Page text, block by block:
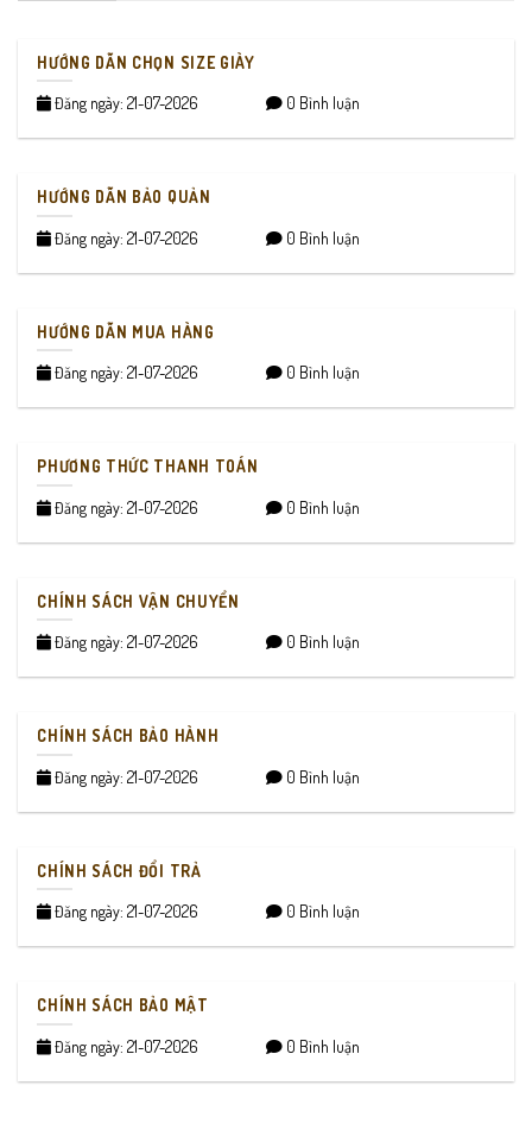
HƯỚNG DẪN CHỌN SIZE GIÀY
Đăng ngày: 21-07-2026 0 Bình luận
HƯỚNG DẪN BẢO QUẢN
Đăng ngày: 21-07-2026 0 Bình luận
HƯỚNG DẪN MUA HÀNG
Đăng ngày: 21-07-2026 0 Bình luận
PHƯƠNG THỨC THANH TOÁN
Đăng ngày: 21-07-2026 0 Bình luận
CHÍNH SÁCH VẬN CHUYỂN
Đăng ngày: 21-07-2026 0 Bình luận
CHÍNH SÁCH BẢO HÀNH
Đăng ngày: 21-07-2026 0 Bình luận
CHÍNH SÁCH ĐỔI TRẢ
Đăng ngày: 21-07-2026 0 Bình luận
CHÍNH SÁCH BẢO MẬT
Đăng ngày: 21-07-2026 0 Bình luận